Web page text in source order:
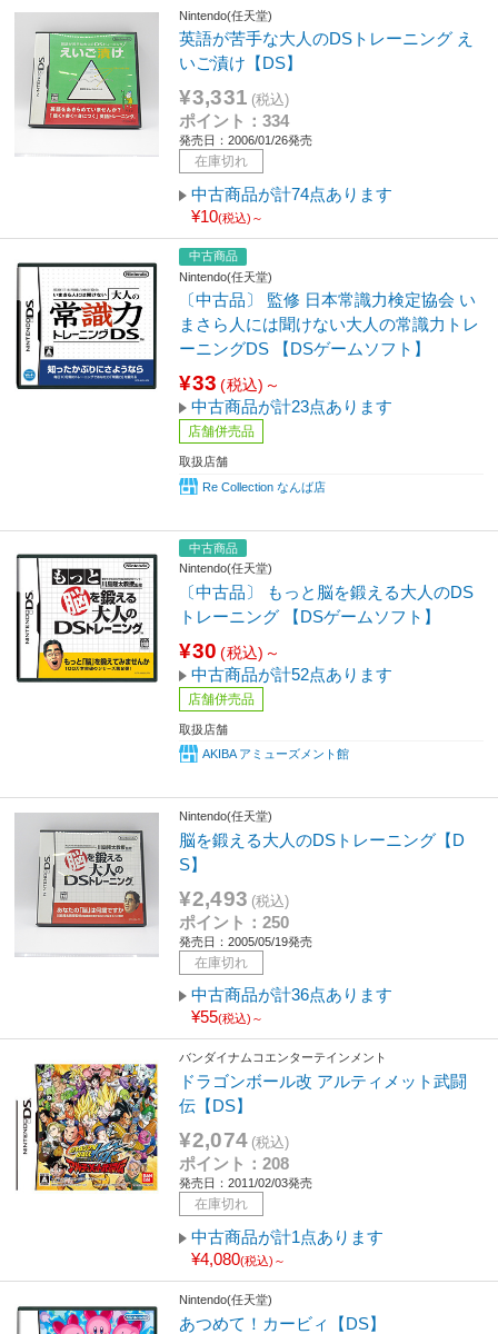
Nintendo(任天堂)
英語が苦手な大人のDSトレーニング え
いご漬け【DS】
¥3,331 (税込)
ポイント：334
発売日：2006/01/26発売
在庫切れ
中古商品が計74点あります
¥10(税込)～
中古商品
Nintendo(任天堂)
〔中古品〕 監修 日本常識力検定協会 い
まさら人には聞けない大人の常識力トレ
ーニングDS 【DSゲームソフト】
¥33 (税込)～
中古商品が計23点あります
店舗併売品
取扱店舗
Re Collection なんば店
中古商品
Nintendo(任天堂)
〔中古品〕 もっと脳を鍛える大人のDS
トレーニング 【DSゲームソフト】
¥30 (税込)～
中古商品が計52点あります
店舗併売品
取扱店舗
AKIBA アミューズメント館
Nintendo(任天堂)
脳を鍛える大人のDSトレーニング【D
S】
¥2,493 (税込)
ポイント：250
発売日：2005/05/19発売
在庫切れ
中古商品が計36点あります
¥55(税込)～
バンダイナムコエンターテインメント
ドラゴンボール改 アルティメット武闘
伝【DS】
¥2,074 (税込)
ポイント：208
発売日：2011/02/03発売
在庫切れ
中古商品が計1点あります
¥4,080(税込)～
Nintendo(任天堂)
あつめて！カービィ【DS】